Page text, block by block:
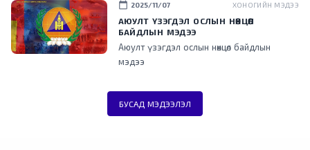
хаагчидтай уулзан, гал түймэр унтраах,
аврах ажиллагаанд ашиглаж байгаа
техник, тоног төхөөрөмжийн бэлэн байдалта
танилцаж, мэдээлэл солилцлоо.
calendar_today 2025/11/07 ХОНОГИЙН МЭДЭЭ
АЮУЛТ ҮЗЭГДЭЛ ОСЛЫН НӨХЦӨЛ
БАЙДЛЫН МЭДЭЭ
Аюулт үзэгдэл ослын нөхцөл байдлын
мэдээ
БУСАД МЭДЭЭЛЭЛ